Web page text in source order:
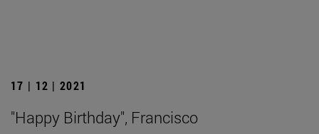
17 | 12 | 2021
"Happy Birthday", Francisco